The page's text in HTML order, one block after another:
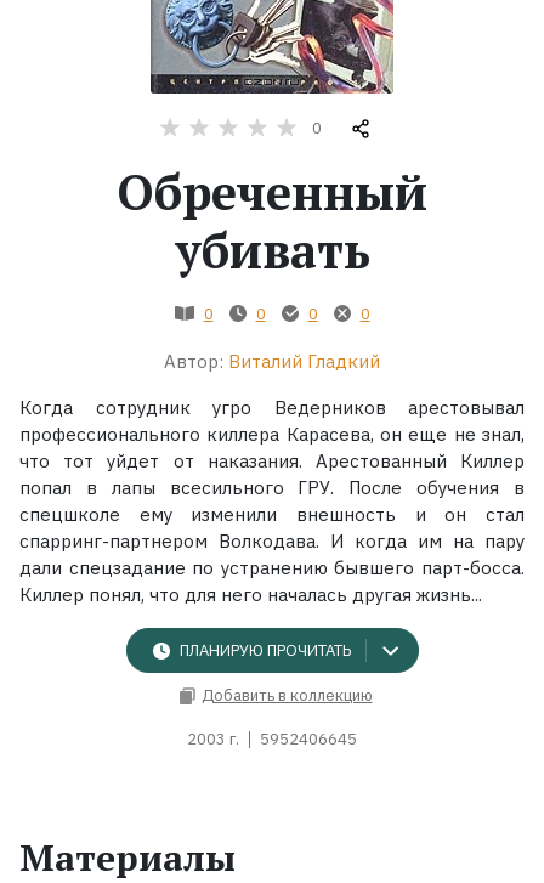
обсуждаемые
0
Обреченный
убивать
0 0 0 0
Автор: Виталий Гладкий
Когда сотрудник угро Ведерников арестовывал
профессионального киллера Карасева, он еще не знал,
что тот уйдет от наказания. Арестованный Киллер
попал в лапы всесильного ГРУ. После обучения в
спецшколе ему изменили внешность и он стал
спарринг-партнером Волкодава. И когда им на пару
дали спецзадание по устранению бывшего парт-босса.
Киллер понял, что для него началась другая жизнь...
ПЛАНИРУЮ ПРОЧИТАТЬ
Добавить в коллекцию
2003 г. 5952406645
Материалы